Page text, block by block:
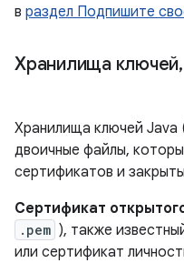
в раздел Подпишите
Хранилища ключей,
Хранилища ключей
двоичные файлы,
сертификатов и
Сертификат
.pem ), также
или сертификат